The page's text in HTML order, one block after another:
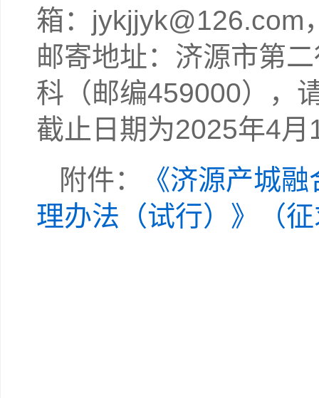
箱：jykjjyk@126.com
邮寄地址：济源市第
科（邮编459000），
截止日期为2025年4月
附件：
《济源产城
理办法（试行）》（